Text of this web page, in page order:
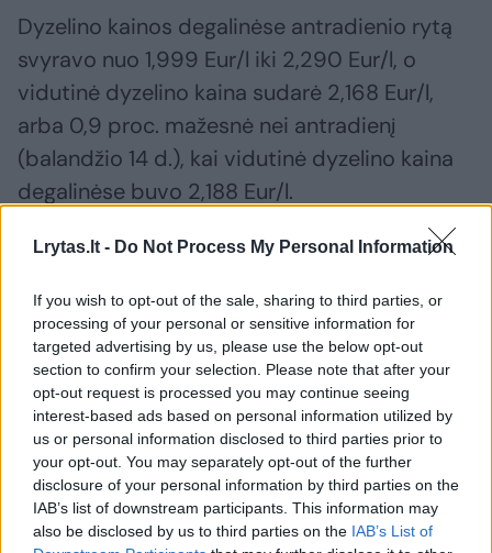
Lrytas.lt - Do Not Process My Personal Information
If you wish to opt-out of the sale, sharing to third parties, or
processing of your personal or sensitive information for
targeted advertising by us, please use the below opt-out
section to confirm your selection. Please note that after your
opt-out request is processed you may continue seeing
interest-based ads based on personal information utilized by
us or personal information disclosed to third parties prior to
your opt-out. You may separately opt-out of the further
disclosure of your personal information by third parties on the
IAB’s list of downstream participants. This information may
also be disclosed by us to third parties on the IAB’s List of
Dyzelino kainos degalinėse antradienio rytą
svyravo nuo 1,999 Eur/l iki 2,290 Eur/l, o
vidutinė dyzelino kaina sudarė 2,168 Eur/l,
arba 0,9 proc. mažesnė nei antradienį
(balandžio 14 d.), kai vidutinė dyzelino kaina
degalinėse buvo 2,188 Eur/l.
Mažiausia benzino kaina balandžio
antradienio rytą buvo „Madalva“ degalinėje,
esančioje Tauragės r. savivaldybėje,
Žygaičiuose – 1,64 Eur/l.
Didžiausia benzino kaina – „Baltic Petroleum“
tinklo dviejose degalinėse Varėnos r.
savivaldybėje (Varėna ir Senoji Varėna) –
1,869 Eur/l.